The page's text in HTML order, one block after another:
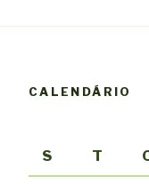
CALENDÁRIO
S
T